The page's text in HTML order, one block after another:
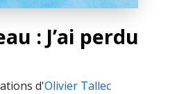
: J’ai perdu
d'Olivier Tallec